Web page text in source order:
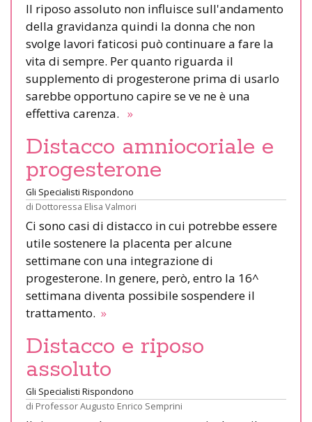
Il riposo assoluto non influisce sull'andamento
della gravidanza quindi la donna che non
svolge lavori faticosi può continuare a fare la
vita di sempre. Per quanto riguarda il
supplemento di progesterone prima di usarlo
sarebbe opportuno capire se ve ne è una
effettiva carenza. »
Distacco amniocoriale e
progesterone
Gli Specialisti Rispondono
di Dottoressa Elisa Valmori
Ci sono casi di distacco in cui potrebbe essere
utile sostenere la placenta per alcune
settimane con una integrazione di
progesterone. In genere, però, entro la 16^
settimana diventa possibile sospendere il
trattamento. »
Distacco e riposo
assoluto
Gli Specialisti Rispondono
di Professor Augusto Enrico Semprini